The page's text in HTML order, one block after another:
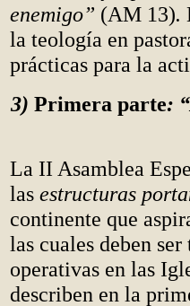
enemigo” (AM 13).
la teología en
prácticas para la
3) Primera parte:
La II Asamblea
las estructuras
continente que
las cuales deben
operativas en las
describen en la